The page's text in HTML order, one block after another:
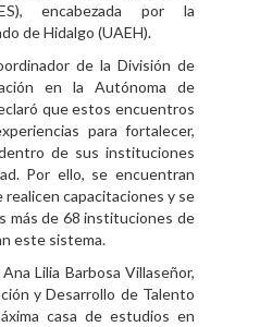
encabezada por la
de Hidalgo (UAEH).
de la División de
en la Autónoma de
que estos encuentros
para fortalecer,
de sus instituciones
Por ello, se encuentran
capacitaciones y se
más de 68 instituciones de
este sistema.
Lilia Barbosa Villaseñor,
y Desarrollo de Talento
casa de estudios en